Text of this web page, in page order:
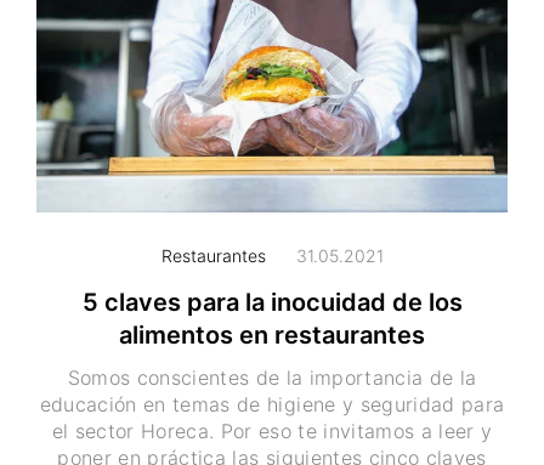
Restaurantes 31.05.2021
5 claves para la inocuidad de los
alimentos en restaurantes
Somos conscientes de la importancia de la
educación en temas de higiene y seguridad para
el sector Horeca. Por eso te invitamos a leer y
poner en práctica las siguientes cinco claves